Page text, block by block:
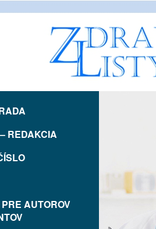
REDAKCIA
AUTOROV